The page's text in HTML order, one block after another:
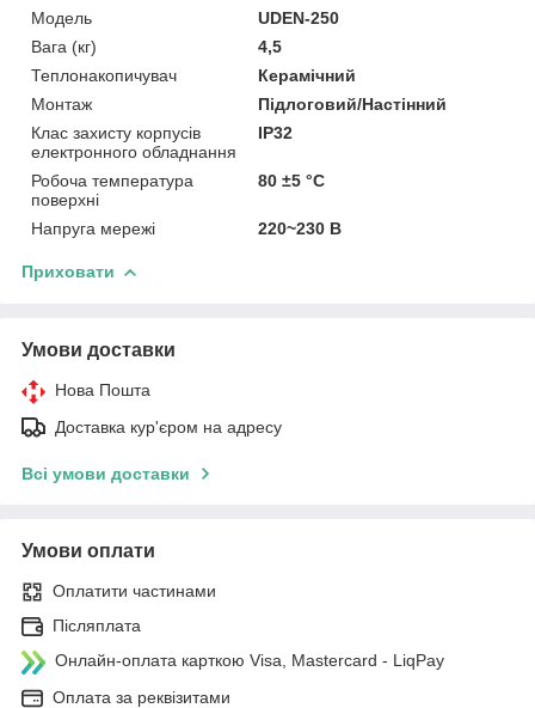
Модель
UDEN-250
Вага (кг)
4,5
Теплонакопичувач
Керамічний
Монтаж
Підлоговий/Настінний
Клас захисту корпусів
електронного обладнання
IP32
Робоча температура
поверхні
80 ±5 °С
Напруга мережі 220~230 В
Приховати
Умови доставки
Нова Пошта
Доставка кур'єром на адресу
Всі умови доставки
Умови оплати
Оплатити частинами
Післяплата
Онлайн-оплата карткою Visa, Mastercard - LiqPay
Оплата за реквізитами